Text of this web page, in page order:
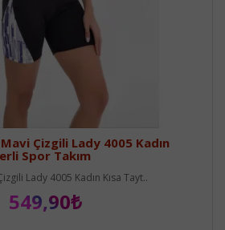
Çizgili Lady 4005 Kadın
Spor Takım
Lady 4005 Kadın Kısa Tayt..
549,90₺